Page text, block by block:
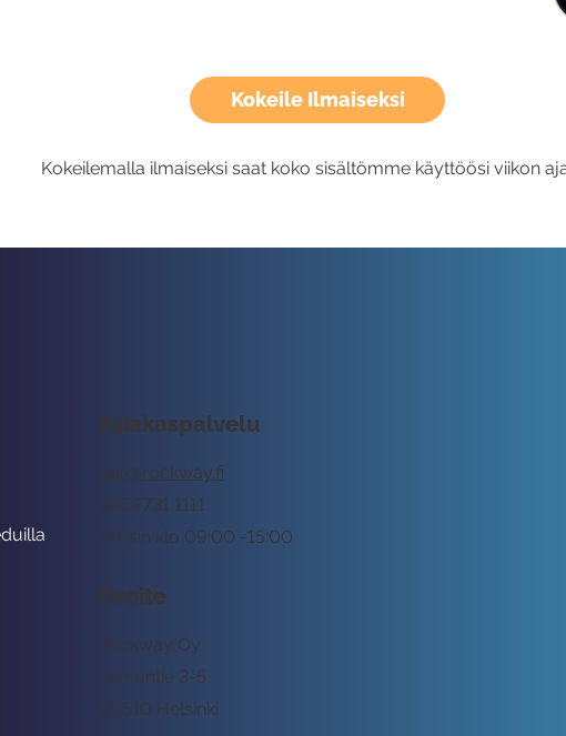
Kokeile Ilmaiseksi
Kokeilemalla ilmaiseksi saat koko sisältömme käyttöösi viikon
Asiakaspalvelu
tuki@rockway.fi
Arkisin klo 09:00 -15:00
045 7731 1111
Osoite
Rockway Oy
Lemuntie 3-5
00510 Helsinki